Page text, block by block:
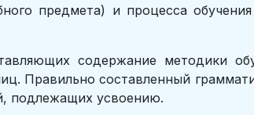
предмета) и процесса
содержание методики
Правильно составленный
подлежащих усвоению.